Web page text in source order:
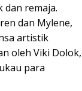
remaja.
dan Mylene,
artistik
oleh Viki Dolok,
para